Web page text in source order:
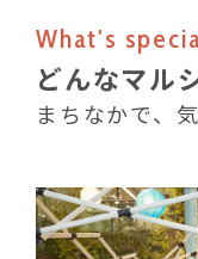
What's
どんなマル
まちなかで、